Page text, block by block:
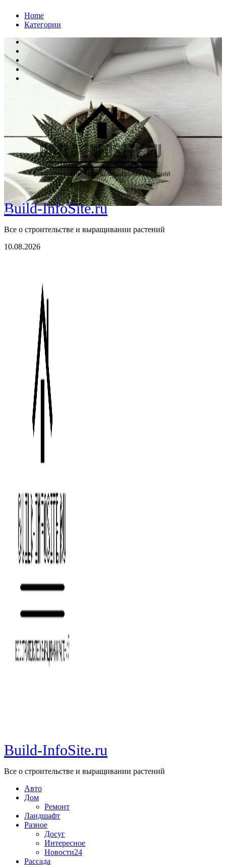
ПерейтиHome
Категории
Build-InfoSite.ru
Все о строительстве и выращивании растений
10.08.2026
Build-InfoSite.ru
Все о строительстве и выращивании растений
Авто
Дом
Ремонт
Ландшафт
Разное
Досуг
Интересное
Новости24
Рассада